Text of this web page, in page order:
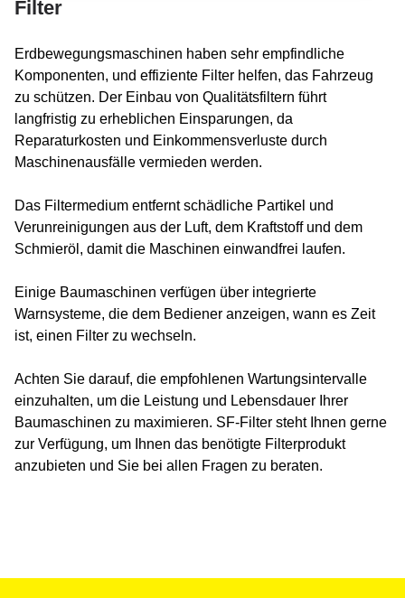
Filter
Erdbewegungsmaschinen haben sehr empfindliche
Komponenten, und effiziente Filter helfen, das Fahrzeug
zu schützen. Der Einbau von Qualitätsfiltern führt
langfristig zu erheblichen Einsparungen, da
Reparaturkosten und Einkommensverluste durch
Maschinenausfälle vermieden werden.
Das Filtermedium entfernt schädliche Partikel und
Verunreinigungen aus der Luft, dem Kraftstoff und dem
Schmieröl, damit die Maschinen einwandfrei laufen.
Einige Baumaschinen verfügen über integrierte
Warnsysteme, die dem Bediener anzeigen, wann es Zeit
ist, einen Filter zu wechseln.
Achten Sie darauf, die empfohlenen Wartungsintervalle
einzuhalten, um die Leistung und Lebensdauer Ihrer
Baumaschinen zu maximieren. SF-Filter steht Ihnen gerne
zur Verfügung, um Ihnen das benötigte Filterprodukt
anzubieten und Sie bei allen Fragen zu beraten.